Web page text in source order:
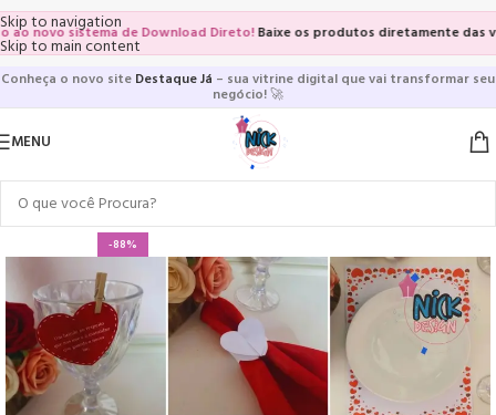
Skip to navigation
Skip to main content
sistema de Download Direto!Baixe os produtos diretamente das
Conheça o novo site Destaque Já – sua vitrine digital que vai transformar seu
negócio!🚀
MENU
-88%